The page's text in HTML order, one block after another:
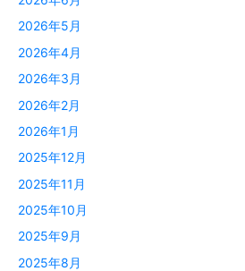
2026年5月
2026年4月
2026年3月
2026年2月
2026年1月
2025年12月
2025年11月
2025年10月
2025年9月
2025年8月